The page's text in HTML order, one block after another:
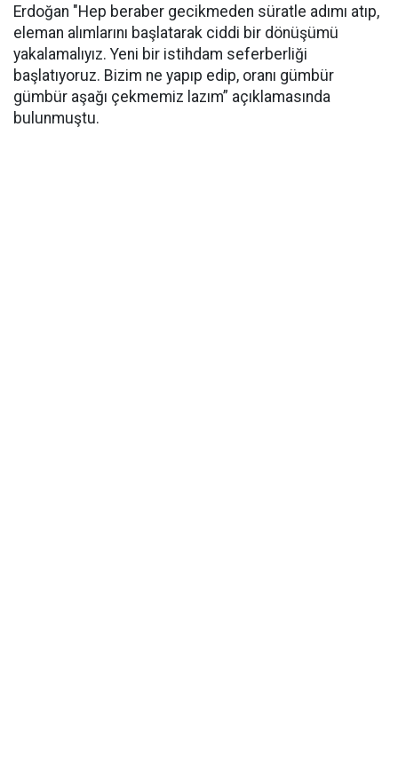
Erdoğan "Hep beraber gecikmeden süratle adımı atıp,
eleman alımlarını başlatarak ciddi bir dönüşümü
yakalamalıyız. Yeni bir istihdam seferberliği
başlatıyoruz. Bizim ne yapıp edip, oranı gümbür
gümbür aşağı çekmemiz lazım” açıklamasında
bulunmuştu.